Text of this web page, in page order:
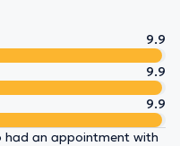
9.9
9.9
9.9
had an appointment with